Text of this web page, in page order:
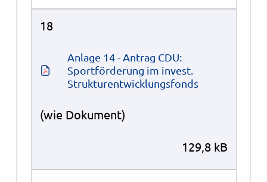
18
Anlage 14 - Antrag CDU:
Sportförderung im invest.
Strukturentwicklungsfonds
(wie Dokument)
129,8 kB